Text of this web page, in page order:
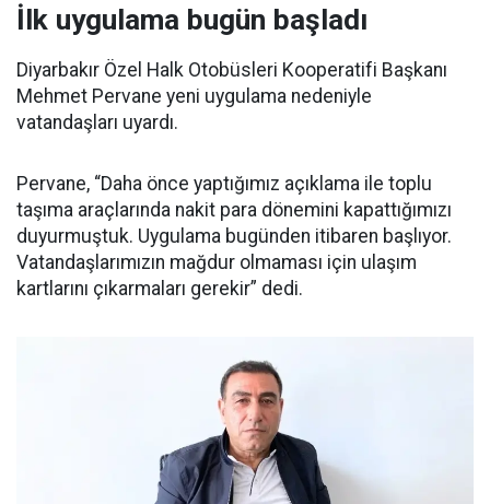
İlk uygulama bugün başladı
Diyarbakır Özel Halk Otobüsleri Kooperatifi Başkanı
Mehmet Pervane yeni uygulama nedeniyle
vatandaşları uyardı.
Pervane, “Daha önce yaptığımız açıklama ile toplu
taşıma araçlarında nakit para dönemini kapattığımızı
duyurmuştuk. Uygulama bugünden itibaren başlıyor.
Vatandaşlarımızın mağdur olmaması için ulaşım
kartlarını çıkarmaları gerekir” dedi.